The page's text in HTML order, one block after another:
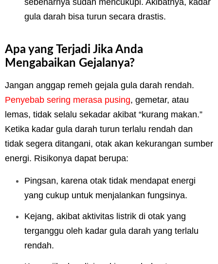
sebenarnya sudah mencukupi. Akibatnya, kadar
gula darah bisa turun secara drastis.
Apa yang Terjadi Jika Anda
Mengabaikan Gejalanya?
Jangan anggap remeh gejala gula darah rendah.
Penyebab sering merasa pusing, gemetar, atau
lemas, tidak selalu sekadar akibat “kurang makan.”
Ketika kadar gula darah turun terlalu rendah dan
tidak segera ditangani, otak akan kekurangan sumber
energi. Risikonya dapat berupa:
Pingsan, karena otak tidak mendapat energi
yang cukup untuk menjalankan fungsinya.
Kejang, akibat aktivitas listrik di otak yang
terganggu oleh kadar gula darah yang terlalu
rendah.